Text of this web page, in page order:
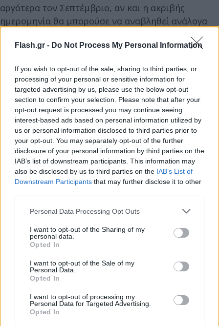
Flash.gr - Do Not Process My Personal Information
If you wish to opt-out of the sale, sharing to third parties, or
processing of your personal or sensitive information for
targeted advertising by us, please use the below opt-out
section to confirm your selection. Please note that after your
opt-out request is processed you may continue seeing
interest-based ads based on personal information utilized by
us or personal information disclosed to third parties prior to
your opt-out. You may separately opt-out of the further
disclosure of your personal information by third parties on the
IAB’s list of downstream participants. This information may
also be disclosed by us to third parties on the IAB’s List of
Downstream Participants that may further disclose it to other
Please note that this website/app uses one or more Google
not limited to your visit or usage behaviour. You may click to
grant or deny consent to Google and its third-party tags to
use your data for below specified purposes in below Google
consent section.
Personal Data Processing Opt Outs
I want to opt-out of the Sharing of my
personal data.
Opted In
I want to opt-out of the Sale of my
Personal Data.
Opted In
I want to opt-out of processing my
Personal Data for Targeted Advertising.
Opted In
αργότερα τον Σεπτέμβριο, αν και η ακριβής
ημερομηνία θα μπορούσε να αναβληθεί ανάλογα
με τις εξελίξεις στο πεδίο, οι οποίες παραμένουν
ρευστές.